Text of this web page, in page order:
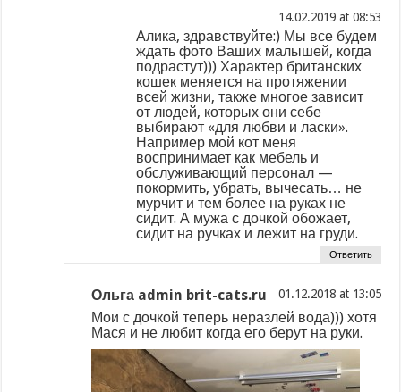
at
Алика, здравствуйте:) Мы все будем
ждать фото Ваших малышей, когда
подрастут))) Характер британских
кошек меняется на протяжении
всей жизни, также многое зависит
от людей, которых они себе
выбирают «для любви и ласки».
Например мой кот меня
воспринимает как мебель и
обслуживающий персонал —
покормить, убрать, вычесать… не
мурчит и тем более на руках не
сидит. А мужа с дочкой обожает,
сидит на ручках и лежит на груди.
Ответить
Ольга admin brit-cats.ru at
Мои с дочкой теперь неразлей вода))) хотя
Мася и не любит когда его берут на руки.